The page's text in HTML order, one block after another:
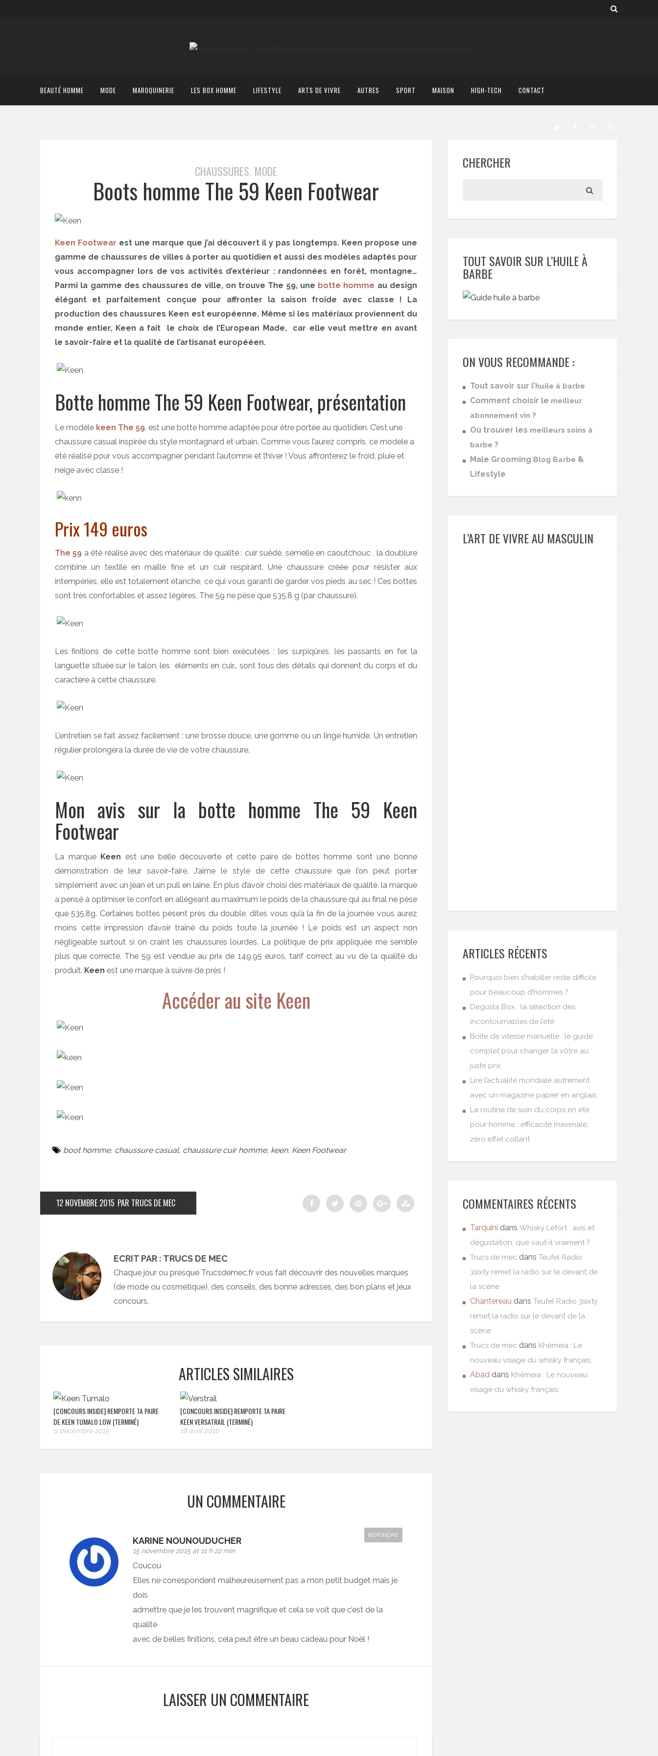
BEAUTÉ HOMME MODE MAROQUINERIE LES BOX HOMME LIFESTYLE ARTS DE VIVRE AUTRES SPORT MAISON HIGH-TECH CONTACT
CHAUSSURES, MODE
Boots homme The 59 Keen Footwear
Keen Footwear est une marque que j’ai découvert il y pas longtemps. Keen propose une
gamme de chaussures de villes à porter au quotidien et aussi des modèles adaptés pour
vous accompagner lors de vos activités d’extérieur : randonnées en forêt, montagne…
Parmi la gamme des chaussures de ville, on trouve The 59, une botte homme au design
élégant et parfaitement conçue pour affronter la saison froide avec classe ! La
production des chaussures Keen est européenne. Même si les matériaux proviennent du
monde entier, Keen a fait le choix de l’European Made, car elle veut mettre en avant
le savoir-faire et la qualité de l’artisanat europééen.
Botte homme The 59 Keen Footwear, présentation
Le modèle keen The 59, est une botte homme adaptée pour être portée au quotidien. C’est une
chaussure casual inspirée du style montagnard et urbain. Comme vous l’aurez compris, ce modèle a
été réalisé pour vous accompagner pendant l’automne et l’hiver ! Vous affronterez le froid, pluie et
neige avec classe !
Prix 149 euros
The 59 a été réalisé avec des matériaux de qualité : cuir suédé, semelle en caoutchouc , la doublure
combine un textile en maille fine et un cuir respirant. Une chaussure créée pour résister aux
intempéries, elle est totalement étanche, ce qui vous garanti de garder vos pieds au sec ! Ces bottes
sont très confortables et assez légères, The 59 ne pèse que 535,8 g (par chaussure).
Les finitions de cette botte homme sont bien exécutées : les surpiqûres, les passants en fer, la
languette située sur le talon, les éléments en cuir… sont tous des détails qui donnent du corps et du
caractère à cette chaussure.
L’entretien se fait assez facilement : une brosse douce, une gomme ou un linge humide. Un entretien
régulier prolongera la durée de vie de votre chaussure.
Mon avis sur la botte homme The 59 Keen
Footwear
La marque Keen est une belle découverte et cette paire de bottes homme sont une bonne
démonstration de leur savoir-faire. J’aime le style de cette chaussure que l’on peut porter
simplement avec un jean et un pull en laine. En plus d’avoir choisi des matériaux de qualité, la marque
a pensé à optimiser le confort en allégeant au maximum le poids de la chaussure qui au final ne pèse
que 535,8g. Certaines bottes pèsent près du double, dites vous qu’à la fin de la journée vous aurez
moins cette impression d’avoir traîné du poids toute la journée ! Le poids est un aspect non
négligeable surtout si on craint les chaussures lourdes. La politique de prix appliquée me semble
plus que correcte, The 59 est vendue au prix de 149,95 euros, tarif correct au vu de la qualité du
produit. Keen est une marque à suivre de près !
Accéder au site Keen
boot homme, chaussure casual, chaussure cuir homme, keen, Keen Footwear
12 NOVEMBRE 2015 PAR TRUCS DE MEC
ECRIT PAR : TRUCS DE MEC
Chaque jour ou presque Trucsdemec.fr vous fait découvrir des nouvelles marques
(de mode ou cosmétique), des conseils, des bonne adresses, des bon plans et jeux
concours.
ARTICLES SIMILAIRES
[CONCOURS INSIDE] REMPORTE TA PAIRE
DE KEEN TUMALO LOW (TERMINÉ)
9 décembre 2015
[CONCOURS INSIDE] REMPORTE TA PAIRE
KEEN VERSATRAIL (TERMINÉ)
18 avril 2016
UN COMMENTAIRE
KARINE NOUNOUDUCHER
15 novembre 2015 at 11 h 22 min
RÉPONDRE
Coucou
Elles ne correspondent malheureusement pas a mon petit budget mais je
dois
admettre que je les trouvent magnifique et cela se voit que c’est de la
qualité
avec de belles finitions, cela peut être un beau cadeau pour Noël !
LAISSER UN COMMENTAIRE
CHERCHER
TOUT SAVOIR SUR L’HUILE À
BARBE
ON VOUS RECOMMANDE :
Tout savoir sur l’huile à barbe
Comment choisir le meilleur
abonnement vin ?
Où trouver les meilleurs soins à
barbe ?
Male Grooming Blog Barbe &
Lifestyle
L’ART DE VIVRE AU MASCULIN
ARTICLES RÉCENTS
Pourquoi bien s’habiller reste difficile
pour beaucoup d’hommes ?
Degusta Box : la sélection des
incontournables de l’été
Boîte de vitesse manuelle : le guide
complet pour changer la vôtre au
juste prix
Lire l’actualité mondiale autrement
avec un magazine papier en anglais
La routine de soin du corps en été
pour homme : efficacité maximale,
zéro effet collant
COMMENTAIRES RÉCENTS
Tarquini dans Whisky Lefort : avis et
dégustation, que vaut-il vraiment ?
Trucs de mec dans Teufel Radio
3sixty remet la radio sur le devant de
la scène
Chantereau dans Teufel Radio 3sixty
remet la radio sur le devant de la
scène
Trucs de mec dans Khêmeia : Le
nouveau visage du whisky français.
Abad dans Khêmeia : Le nouveau
visage du whisky français.